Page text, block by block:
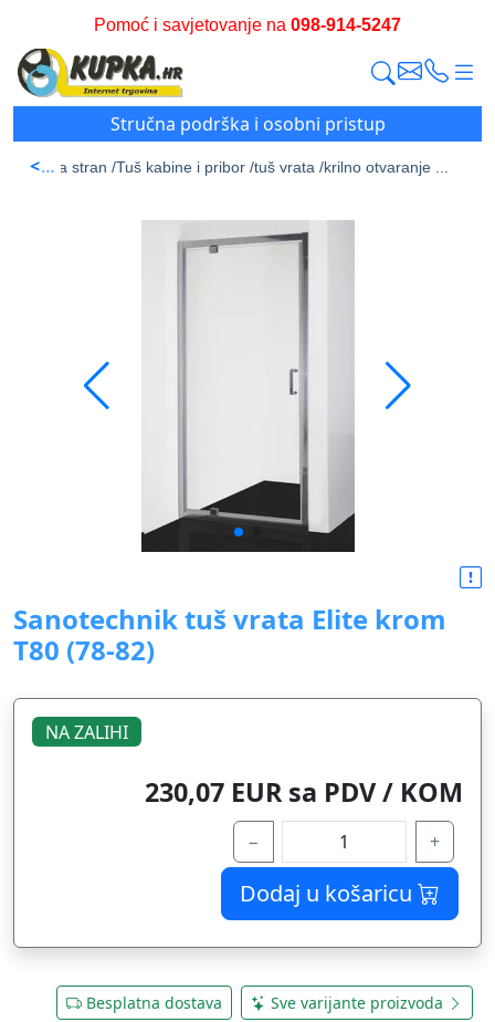
Pomoć i savjetovanje na 098-914-5247
Stručna podrška i osobni pristup
<
Početna stran /Tuš kabine i pribor /tuš vrata /krilno otvaranje ...
Sanotechnik tuš vrata Elite krom
T80 (78-82)
NA ZALIHI
230,07 EUR sa PDV / KOM
− +
Dodaj u košaricu
Besplatna dostava Sve varijante proizvoda